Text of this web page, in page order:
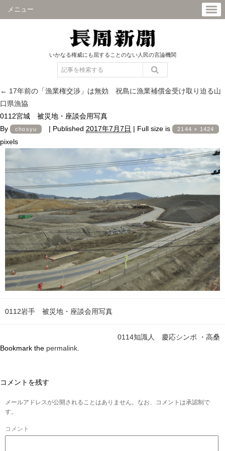
メニュー
いかなる権威にも屈することのない人民の言論機関
← 17年前の「漁業権交渉」は無効 祝島に漁業補償金受け取り迫る山
口県漁協
0112宮城 被災地・座談会用写真
By
chosyu | Published 2017年7月7日 | Full size is 2144 × 1424
pixels
0112岩手 被災地・座談会用写真
0114知識人 慶応シンポ ・高桑
Bookmark the permalink
コメントを残す
メールアドレスが公開されることはありません。なお、コメントは承認制で
す。
コメント